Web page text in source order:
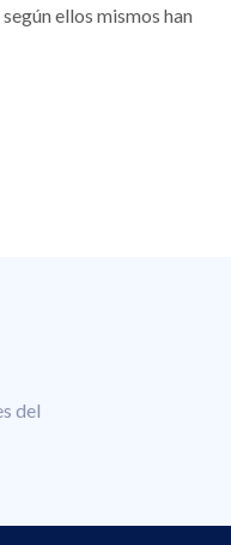
ellos mismos han
del